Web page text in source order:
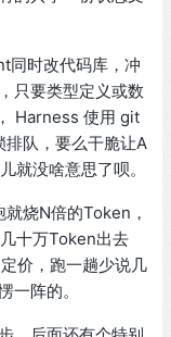
同时改代码库，冲
只要类型定义或数
Harness 使用 git
队，要么干脆让A
就没啥意思了呗。
烧N倍的Token，
十万Token出去
价，跑一趟少说几
一阵的。